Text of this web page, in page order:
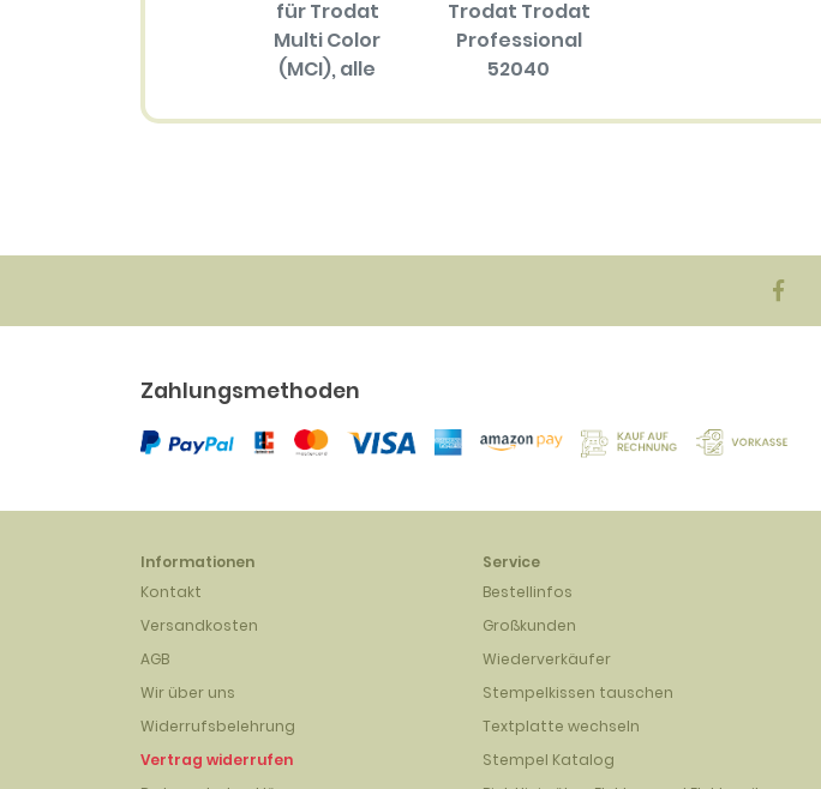
für Trodat
Multi Color
(MCI), alle
(mehrfarbiger
Trodat Trodat
Professional
52040
Zahlungsmethoden
Informationen
Kontakt
Versandkosten
AGB
Wir über uns
Widerrufsbelehrung
Vertrag widerrufen
Service
Bestellinfos
Großkunden
Wiederverkäufer
Stempelkissen tauschen
Textplatte wechseln
Stempel Katalog